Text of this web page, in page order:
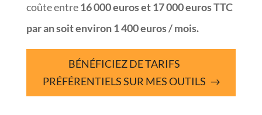
coûte entre16 000 euros et 17 000 euros TTC
par an soit environ 1 400 euros / mois.
BÉNÉFICIEZ DE TARIFS
PRÉFÉRENTIELS SUR MES OUTILS